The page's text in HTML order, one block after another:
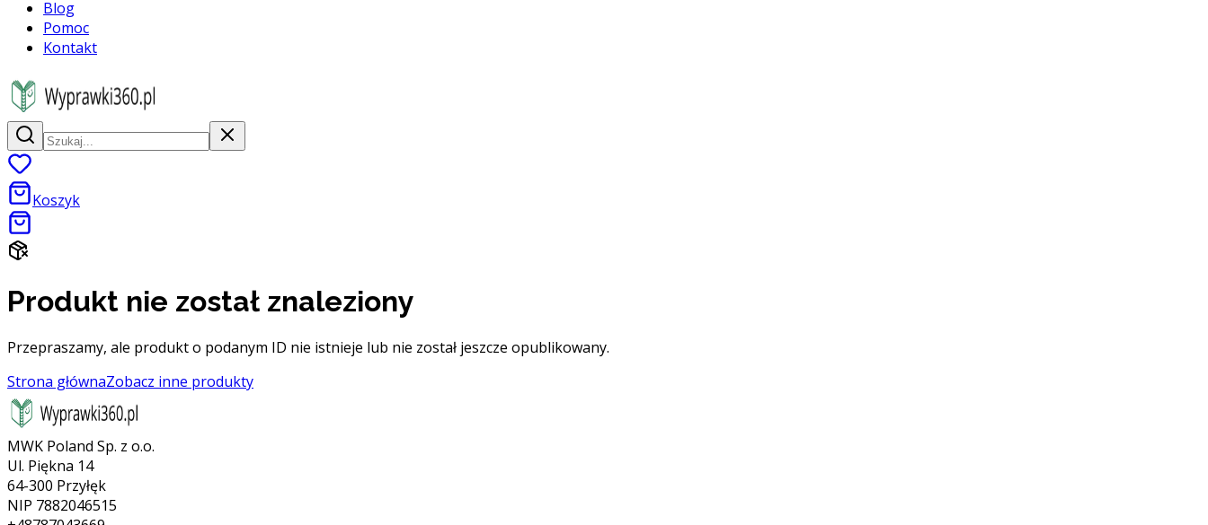
Blog
Pomoc
Kontakt
Koszyk
Produkt nie został znaleziony
Przepraszamy, ale produkt o podanym ID nie istnieje lub nie został jeszcze opublikowany.
Strona głównaZobacz inne produkty
MWK Poland Sp. z o.o.
Ul. Piękna 14
64-300 Przyłęk
NIP 7882046515